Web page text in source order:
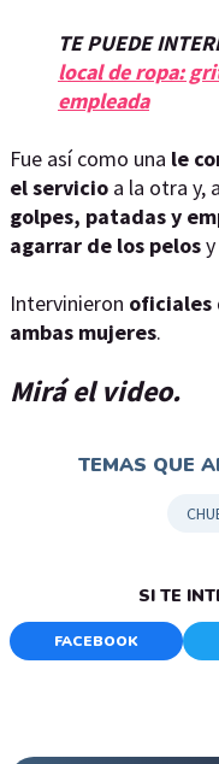
TE PUEDE
local de ropa:
empleada
Fue así como una le
el servicio a la otra y,
golpes, patadas y
agarrar de los pelos
Intervinieron oficiales
ambas mujeres.
Mirá el video.
TEMAS QUE
SI TE
FACEBOOK